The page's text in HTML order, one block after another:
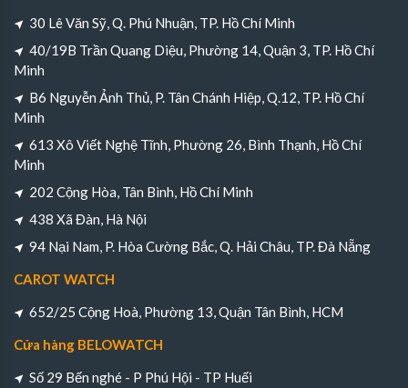
30 Lê Văn Sỹ, Q. Phú Nhuận, TP. Hồ Chí Minh
40/19B Trần Quang Diệu, Phường 14, Quận 3, TP. Hồ Chí
Minh
B6 Nguyễn Ảnh Thủ, P. Tân Chánh Hiệp, Q.12, TP. Hồ Chí
Minh
613 Xô Viết Nghệ Tĩnh, Phường 26, Bình Thạnh, Hồ Chí
Minh
202 Cộng Hòa, Tân Bình, Hồ Chí Minh
438 Xã Đàn, Hà Nội
94 Nại Nam, P. Hòa Cường Bắc, Q. Hải Châu, TP. Đà Nẵng
CAROT WATCH
652/25 Cộng Hoà, Phường 13, Quận Tân Bình, HCM
Cửa hàng BELOWATCH
Số 29 Bến nghé - P Phú Hội - TP Huếi